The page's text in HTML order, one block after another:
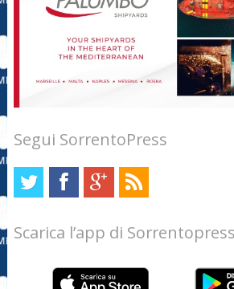
Segui SorrentoPress
Scarica l’app di Sorrentopress